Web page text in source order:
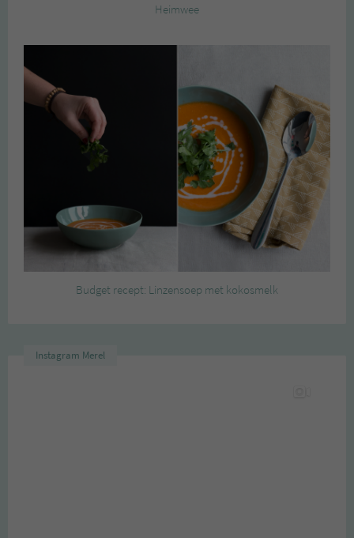
Heimwee
Budget recept: Linzensoep met kokosmelk
Instagram Merel